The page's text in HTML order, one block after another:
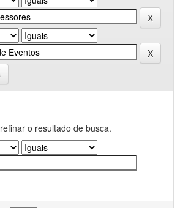
o resultado de busca.